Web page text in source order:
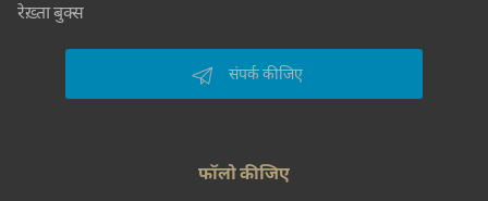
रेख़्ता बुक्स
संपर्क कीजिए
फॉलो कीजिए